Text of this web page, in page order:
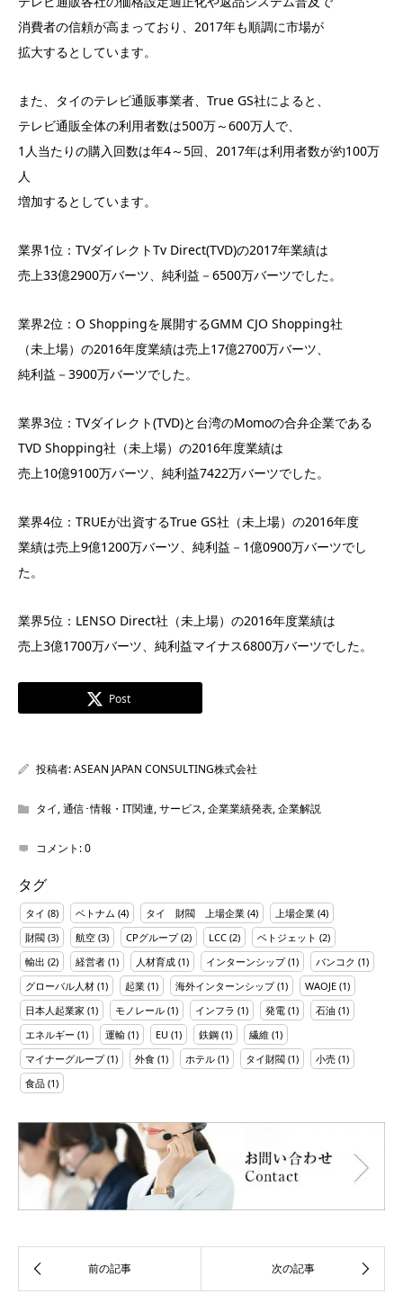
消費者の信頼が高まっており、2017年も順調に市場が
拡大するとしています。
また、タイのテレビ通販事業者、True GS社によると、
テレビ通販全体の利用者数は500万～600万人で、
1人当たりの購入回数は年4～5回、2017年は利用者数が約100万
人
増加するとしています。
業界1位：TVダイレクトTv Direct(TVD)の2017年業績は
売上33億2900万バーツ、純利益－6500万バーツでした。
業界2位：O Shoppingを展開するGMM CJO Shopping社
（未上場）の2016年度業績は売上17億2700万バーツ、
純利益－3900万バーツでした。
業界3位：TVダイレクト(TVD)と台湾のMomoの合弁企業である
TVD Shopping社（未上場）の2016年度業績は
売上10億9100万バーツ、純利益7422万バーツでした。
業界4位：TRUEが出資するTrue GS社（未上場）の2016年度
業績は売上9億1200万バーツ、純利益－1億0900万バーツでし
た。
業界5位：LENSO Direct社（未上場）の2016年度業績は
売上3億1700万バーツ、純利益マイナス6800万バーツでした。
Post
投稿者:ASEAN JAPAN CONSULTING株式会社
タイ,通信･情報・IT関連,サービス,企業業績発表,企業解説
コメント:0
タグ
タイ (8) ベトナム (4) タイ 財閥 上場企業 (4) 上場企業 (4)
財閥 (3) 航空 (3) CPグループ(2) LCC (2) ベトジェット (2)
輸出 (2) 経営者 (1) 人材育成 (1) インターンシップ(1) バンコク (1)
グローバル人材 (1) 起業 (1) 海外インターンシップ(1) WAOJE (1)
日本人起業家 (1) モノレール (1) インフラ (1) 発電 (1) 石油 (1)
エネルギー (1) 運輸 (1) EU (1) 鉄鋼 (1) 繊維 (1)
マイナーグループ(1) 外食 (1) ホテル (1) タイ財閥 (1) 小売 (1)
食品 (1)